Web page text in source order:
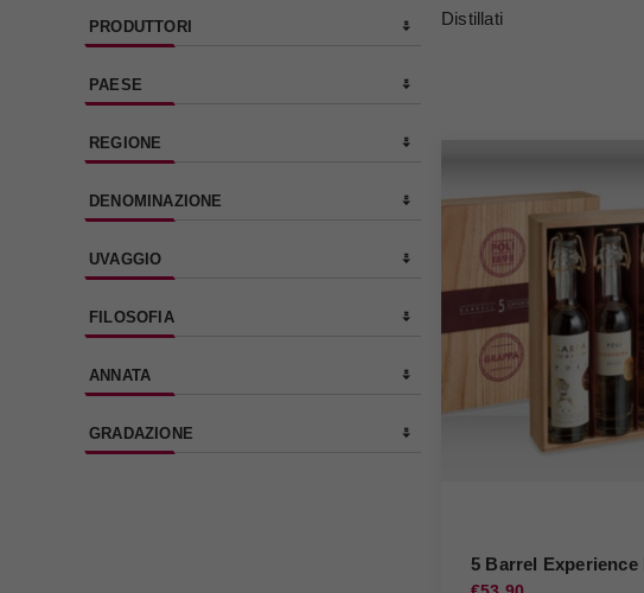
Distillati
5 Barrel Experience
PRODUTTORI
PAESE
REGIONE
DENOMINAZIONE
UVAGGIO
FILOSOFIA
ANNATA
GRADAZIONE